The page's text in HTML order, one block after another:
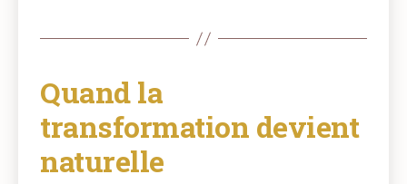
Quand la
transformation devient
naturelle